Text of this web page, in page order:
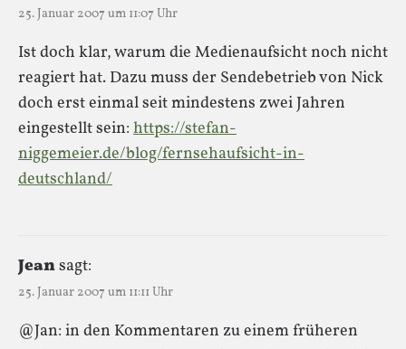
25. Januar 2007 um 11:07 Uhr
Ist doch klar, warum die Medienaufsicht noch nicht
reagiert hat. Dazu muss der Sendebetrieb von Nick
doch erst einmal seit mindestens zwei Jahren
eingestellt sein: https://stefan-
niggemeier.de/blog/fernsehaufsicht-in-
deutschland/
Jeansagt:
25. Januar 2007 um 11:11 Uhr
@Jan: in den Kommentaren zu einem früheren